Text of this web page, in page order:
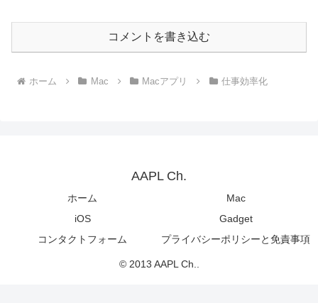
コメントを書き込む
ホーム Mac Macアプリ 仕事効率化
AAPL Ch.
ホーム
Mac
iOS
Gadget
コンタクトフォーム
プライバシーポリシーと免責事項
© 2013 AAPL Ch..